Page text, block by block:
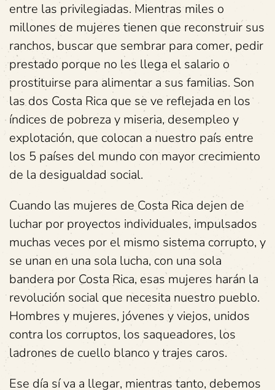
entre las privilegiadas. Mientras miles o
millones de mujeres tienen que reconstruir sus
ranchos, buscar que sembrar para comer, pedir
prestado porque no les llega el salario o
prostituirse para alimentar a sus familias. Son
las dos Costa Rica que se ve reflejada en los
índices de pobreza y miseria, desempleo y
explotación, que colocan a nuestro país entre
los 5 países del mundo con mayor crecimiento
de la desigualdad social.
Cuando las mujeres de Costa Rica dejen de
luchar por proyectos individuales, impulsados
muchas veces por el mismo sistema corrupto, y
se unan en una sola lucha, con una sola
bandera por Costa Rica, esas mujeres harán la
revolución social que necesita nuestro pueblo.
Hombres y mujeres, jóvenes y viejos, unidos
contra los corruptos, los saqueadores, los
ladrones de cuello blanco y trajes caros.
Ese día sí va a llegar, mientras tanto, debemos